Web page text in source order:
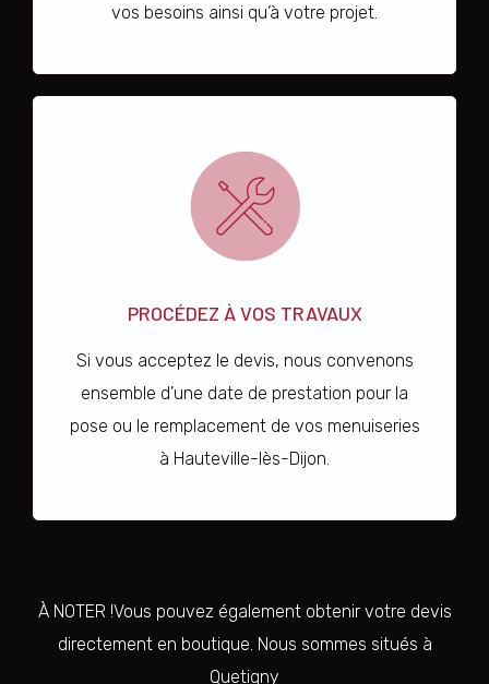
vos besoins ainsi qu’à votre projet.
PROCÉDEZ À VOS TRAVAUX
Si vous acceptez le devis, nous convenons
ensemble d’une date de prestation pour la
pose ou le remplacement de vos menuiseries
à Hauteville-lès-Dijon.
À NOTER !Vous pouvez également obtenir votre devis
directement en boutique. Nous sommes situés à
Quetigny